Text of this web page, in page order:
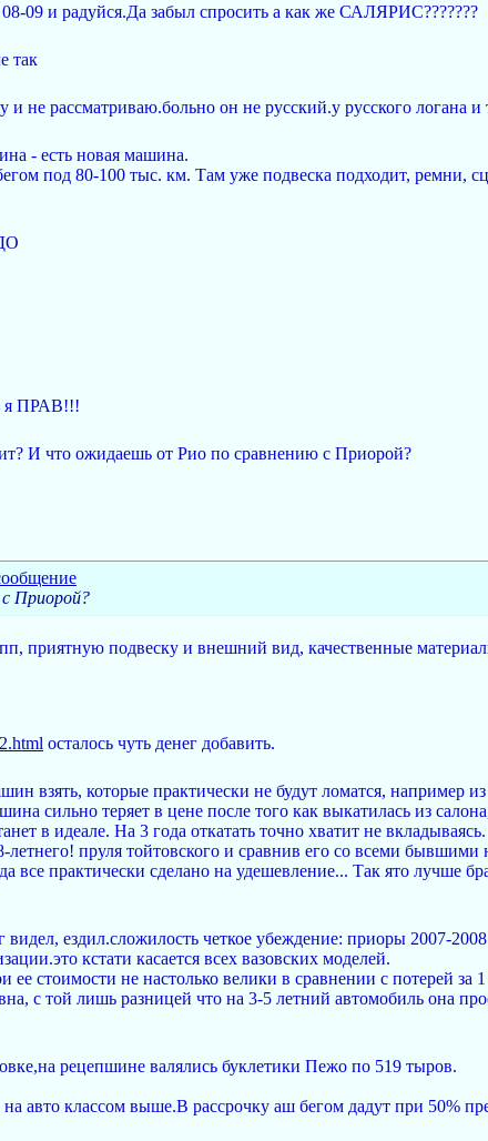
09 и радуйся.Да забыл спросить а как же САЛЯРИС???????
так
рассматриваю.больно он не русский.у русского логана и
- есть новая машина.
под 80-100 тыс. км. Там уже подвеска подходит, ремни,
я ПРАВ!!!
И что ожидаешь от Рио по сравнению с Приорой?
Приорой?
приятную подвеску и внешний вид, качественные
осталось чуть денег добавить.
взять, которые практически не будут ломатся, например
сильно теряет в цене после того как выкатилась из
в идеале. На 3 года откатать точно хватит не вкладываясь.
пруля тойтовского и сравнив его со всеми
практически сделано на удешевление... Так ято лучше
видел, ездил.сложилость четкое убеждение: приоры 2007-
кстати касается всех вазовских моделей.
ее стоимости не настолько велики в сравнении с потерей
с той лишь разницей что на 3-5 летний автомобиль она
рецепшине валялись буклетики Пежо по 519 тыров.
авто классом выше.В рассрочку аш бегом дадут при 50%